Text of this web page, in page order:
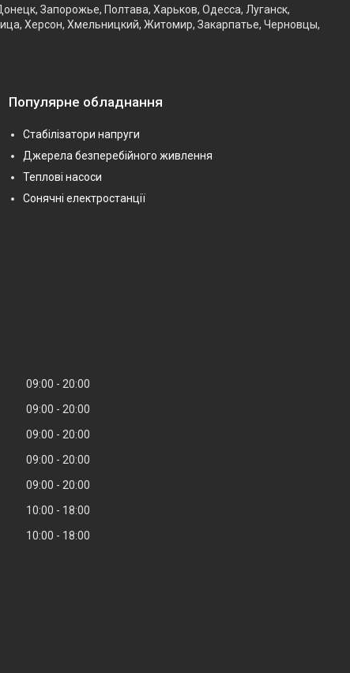
Запорожье, Полтава, Харьков, Одесса, Луганск,
Херсон, Хмельницкий, Житомир, Закарпатье, Черновцы,
Популярне обладнання
Стабілізатори напруги
Джерела безперебійного живлення
Теплові насоси
Сонячні електростанції
09:00
20:00
09:00
20:00
09:00
20:00
09:00
20:00
09:00
20:00
10:00
18:00
10:00 18:00